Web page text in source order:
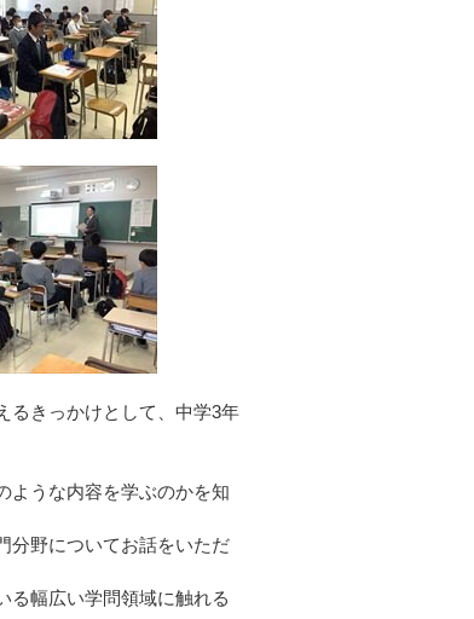
るきっかけとして、中学3年
ような内容を学ぶのかを知
分野についてお話をいただ
る幅広い学問領域に触れる